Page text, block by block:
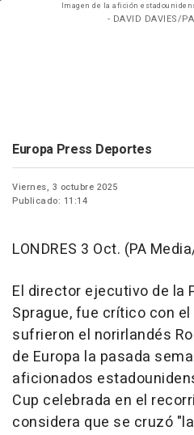
Imagen de la afición
- DAVID DAVIES/
Europa Press Deportes
Viernes, 3 octubre 2025
Publicado: 11:14
LONDRES 3 Oct. (PA
El director ejecutivo de la
Sprague, fue crítico con
sufrieron el norirlandés
de Europa la pasada
aficionados
Cup celebrada en el
considera que se cruzó